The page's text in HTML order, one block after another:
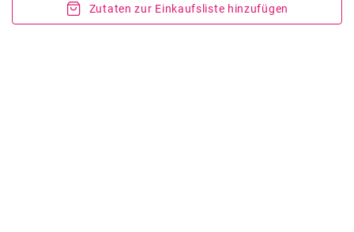
Zutaten zur Einkaufsliste hinzufügen